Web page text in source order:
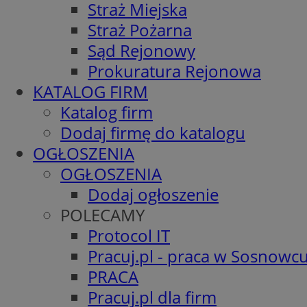
Straż Miejska
Straż Pożarna
Sąd Rejonowy
Prokuratura Rejonowa
KATALOG FIRM
Katalog firm
Dodaj firmę do katalogu
OGŁOSZENIA
OGŁOSZENIA
Dodaj ogłoszenie
POLECAMY
Protocol IT
Pracuj.pl - praca w
PRACA
Pracuj.pl dla firm